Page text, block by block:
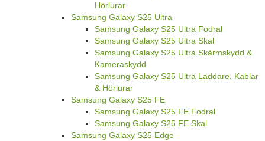
Hörlurar
Samsung Galaxy S25 Ultra
Samsung Galaxy S25 Ultra Fodral
Samsung Galaxy S25 Ultra Skal
Samsung Galaxy S25 Ultra Skärmskydd &
Kameraskydd
Samsung Galaxy S25 Ultra Laddare, Kablar
& Hörlurar
Samsung Galaxy S25 FE
Samsung Galaxy S25 FE Fodral
Samsung Galaxy S25 FE Skal
Samsung Galaxy S25 Edge